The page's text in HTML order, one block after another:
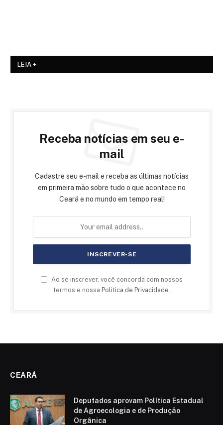
LEIA +
Receba notícias em seu e-
mail
Cadastre seu e-mail e receba as últimas notícias
em primeira mão sobre tudo o que acontece no
Ceará e no mundo em tempo real!
Ao se inscrever, você concorda com nossos
termos e nossa Politica de Privacidade
CEARÁ
Deputados aprovam Política Estadual
de Agroecologia e de Produção
Orgânica